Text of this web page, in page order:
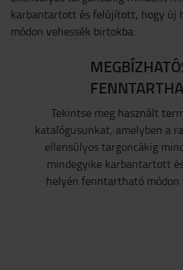
Tekintse meg használt
katalógusunkat, amelyben a
ellensúlyos targoncákig
mindegyike karbantartott
helyén fenntartható módon